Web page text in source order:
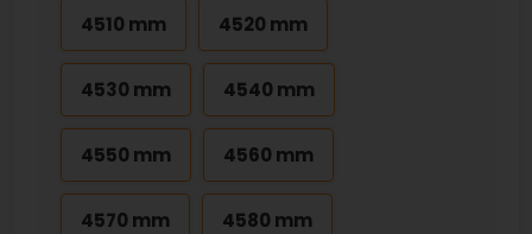
4510 mm 4520 mm
4530 mm 4540 mm
4550 mm 4560 mm
4570 mm 4580 mm